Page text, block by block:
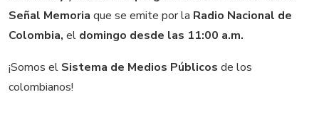
Señal Memoria que se emite por la Radio Nacional de
Colombia, el domingo desde las 11:00 a.m.
¡Somos el Sistema de Medios Públicos de los
colombianos!